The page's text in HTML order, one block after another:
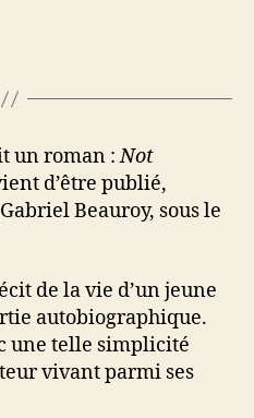
un roman :Not
d’être publié,
Beauroy, sous le
de la vie d’un jeune
autobiographique.
une telle simplicité
vivant parmi ses